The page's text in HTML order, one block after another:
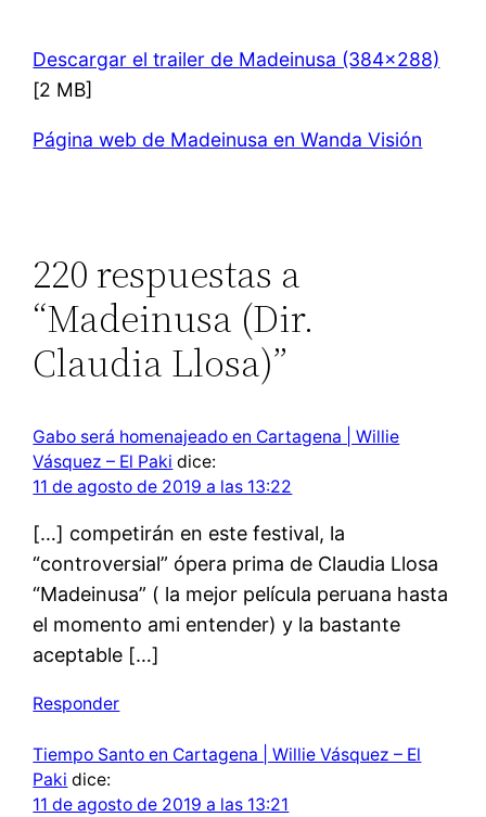
Descargar el trailer de Madeinusa (384×288)
[2 MB]
Página web de Madeinusa en Wanda Visión
220 respuestas a
“Madeinusa (Dir.
Claudia Llosa)”
Gabo será homenajeado en Cartagena | Willie
Vásquez – El Paki dice:
11 de agosto de 2019 a las 13:22
[…] competirán en este festival, la
“controversial” ópera prima de Claudia Llosa
“Madeinusa” ( la mejor película peruana hasta
el momento ami entender) y la bastante
aceptable […]
Responder
Tiempo Santo en Cartagena | Willie Vásquez – El
Paki dice:
11 de agosto de 2019 a las 13:21